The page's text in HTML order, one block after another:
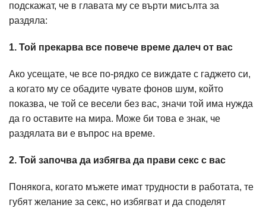
подскажат, че в главата му се върти мисълта за
раздяла:
1. Той прекарва все повече време далеч от вас
Ако усещате, че все по-рядко се виждате с гаджето си,
а когато му се обадите чувате фонов шум, който
показва, че той се весели без вас, значи той има нужда
да го оставите на мира. Може би това е знак, че
раздялата ви е въпрос на време.
2. Той започва да избягва да прави секс с вас
Понякога, когато мъжете имат трудности в работата, те
губят желание за секс, но избягват и да споделят